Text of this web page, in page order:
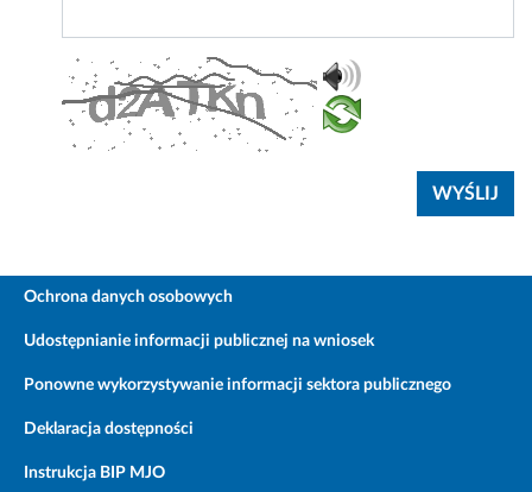
Ochrona danych osobowych
Udostępnianie informacji publicznej na wniosek
Ponowne wykorzystywanie informacji sektora publicznego
Deklaracja dostępności
Instrukcja BIP MJO